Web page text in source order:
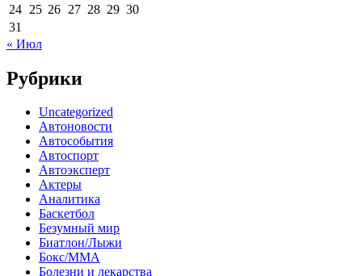
24 25 26 27 28 29 30
31
« Июл
Рубрики
Uncategorized
Автоновости
Автособытия
Автоспорт
Автоэксперт
Актеры
Аналитика
Баскетбол
Безумный мир
Биатлон/Лыжи
Бокс/MMA
Болезни и лекарства